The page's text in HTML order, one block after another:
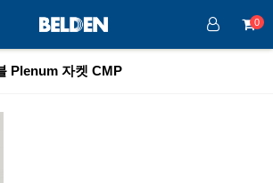
0
Plenum 자켓 CMP